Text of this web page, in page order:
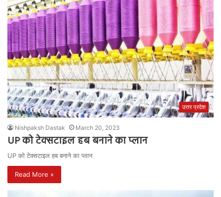
उत्तर प्रदेश
Nishpaksh Dastak March 20, 2023
UP को टेक्सटाइल हब बनाने का प्लान
UP को टेक्सटाइल हब बनाने का प्लान
Read More »